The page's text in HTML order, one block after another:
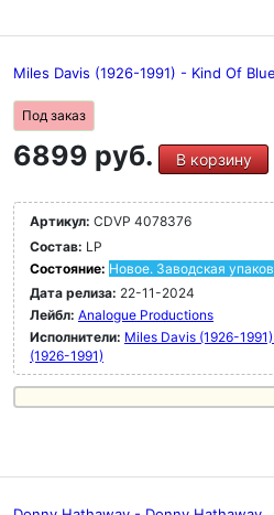
Miles Davis (1926-1991) - Kind Of
Под заказ
6899 руб. В корзину
Артикул: CDVP 4078376
Состав: LP
Состояние: Новое. Заводская
Дата релиза: 22-11-2024
Лейбл: Analogue Productions
Исполнители: Miles Davis (1926-
(1926-1991)